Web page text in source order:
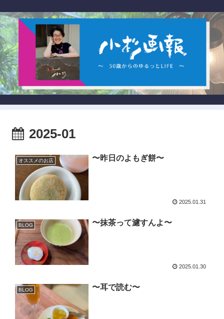
2025-01
オススメのお店 〜昨日のよもぎ餅〜
2025.01.31
BLOG 〜抹茶って濾すんよ〜
2025.01.30
BLOG 〜耳で読む〜